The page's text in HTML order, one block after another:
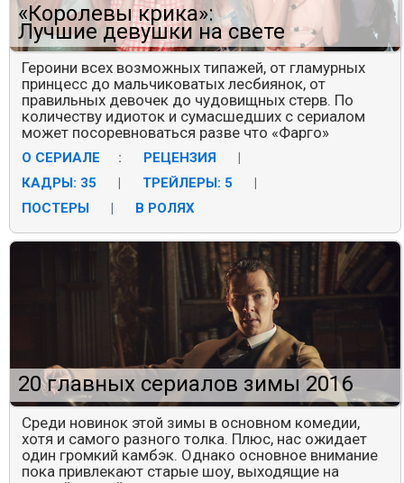
«Королевы крика»:
Лучшие девушки на свете
Героини всех возможных типажей, от гламурных
принцесс до мальчиковатых лесбиянок, от
правильных девочек до чудовищных стерв. По
количеству идиоток и сумасшедших с сериалом
может посоревноваться разве что «Фарго»
О СЕРИАЛЕ : РЕЦЕНЗИЯ
|
КАДРЫ: 35
| ТРЕЙЛЕРЫ: 5
|
ПОСТЕРЫ
| В РОЛЯХ
20 главных сериалов зимы 2016
Среди новинок этой зимы в основном комедии,
хотя и самого разного толка. Плюс, нас ожидает
один громкий камбэк. Однако основное внимание
пока привлекают старые шоу, выходящие на